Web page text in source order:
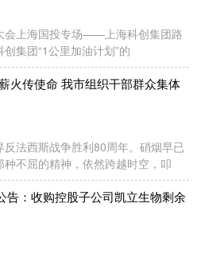
会上海国投专场——上海科创集团路
集团“1公里加油计划”的
火传使命 我市组织干部群众集体
法西斯战争胜利80周年。硝烟早已
不屈的精神，依然跨越时空，叩
告：收购控股子公司凯立生物剩余